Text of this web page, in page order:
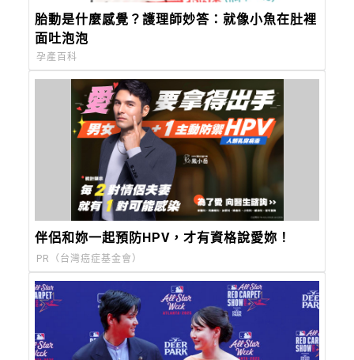
胎動是什麼感覺？護理師妙答：就像小魚在肚裡
面吐泡泡
孕產百科
伴侶和妳一起預防HPV，才有資格說愛妳！
PR（台灣癌症基金會）